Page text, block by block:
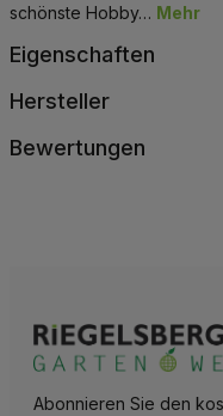
schönste Hobby… Mehr
Eigenschaften
Hersteller
Bewertungen
Abonnieren Sie den